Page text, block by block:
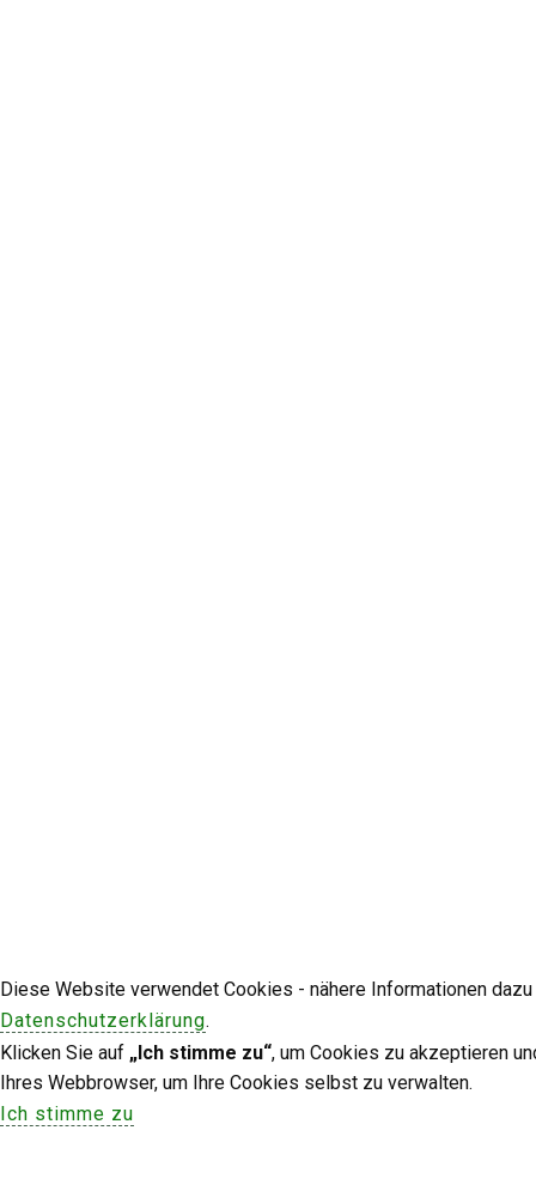
Diese Website verwendet Cookies - nähere Informationen
Datenschutzerklärung.
Klicken Sie auf „Ich stimme zu“, um Cookies zu akzeptieren
Ihres Webbrowser, um Ihre Cookies selbst zu verwalten.
Ich stimme zu